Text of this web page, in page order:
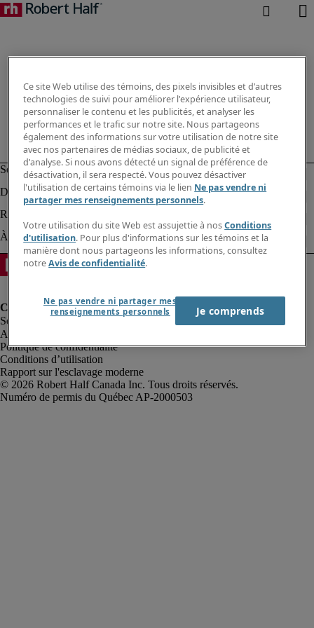
Alerte à la fraude
Politique de confidentialité
Conditions d’utilisation
Rapport sur l'esclavage moderne
Robert Half Canada Inc. Tous droits réservés.
Ce site Web utilise des témoins, des pixels invisibles et d'autres
technologies de suivi pour améliorer l'expérience utilisateur,
personnaliser le contenu et les publicités, et analyser les
performances et le trafic sur notre site. Nous partageons
également des informations sur votre utilisation de notre site
avec nos partenaires de médias sociaux, de publicité et
d'analyse. Si nous avons détecté un signal de préférence de
désactivation, il sera respecté. Vous pouvez désactiver
l'utilisation de certains témoins via le lien Ne pas vendre ni
partager mes renseignements personnels.
Votre utilisation du site Web est assujettie à nosConditions
d'utilisation. Pour plus d'informations sur les témoins et la
manière dont nous partageons les informations, consultez
notreAvis de confidentialité.
Ne pas vendre ni partager mes
renseignements personnels
Je comprends